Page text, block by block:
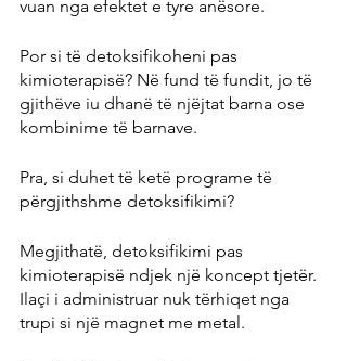
vuan nga efektet e tyre anësore.
Por si të detoksifikoheni pas
kimioterapisë? Në fund të fundit, jo të
gjithëve iu dhanë të njëjtat barna ose
kombinime të barnave.
Pra, si duhet të ketë programe të
përgjithshme detoksifikimi?
Megjithatë, detoksifikimi pas
kimioterapisë ndjek një koncept tjetër.
Ilaçi i administruar nuk tërhiqet nga
trupi si një magnet me metal.